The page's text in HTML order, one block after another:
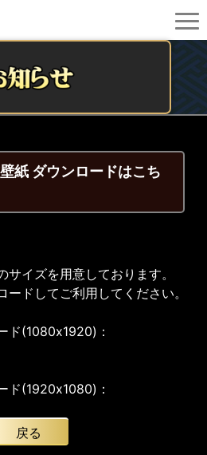
紙 ダウンロードはこち
サイズを用意しております。
ードしてご利用してください。
ド(1080x1920)：
ド(1920x1080)：
戻る